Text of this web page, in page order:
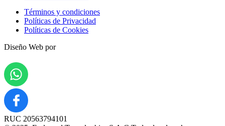
Términos y condiciones
Políticas de Privacidad
Políticas de Cookies
Diseño Web por
RUC 20563794101